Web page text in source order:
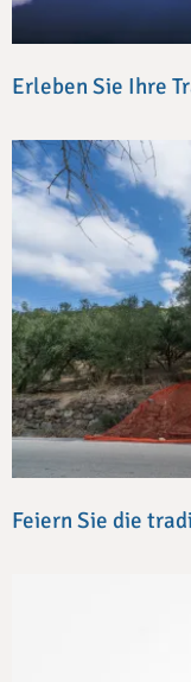
Erleben Sie Ihre
Feiern Sie die